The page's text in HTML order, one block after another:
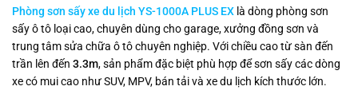
Phòng sơn sấy xe du lịch YS-1000A PLUS EX là dòng phòng sơn
sấy ô tô loại cao, chuyên dùng cho garage, xưởng đồng sơn và
trung tâm sửa chữa ô tô chuyên nghiệp. Với chiều cao từ sàn đến
trần lên đến 3.3m, sản phẩm đặc biệt phù hợp để sơn sấy các dòng
xe có mui cao như SUV, MPV, bán tải và xe du lịch kích thước lớn.